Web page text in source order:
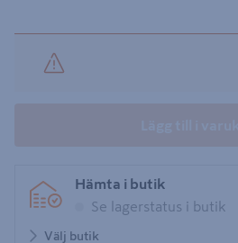
Hämta i butik
Se lagerstatus i butik
Välj butik